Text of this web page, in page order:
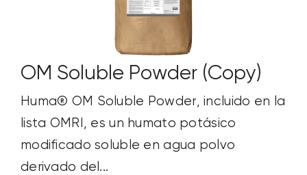
OM Soluble Powder (Copy)
Huma® OM Soluble Powder, incluido en la
lista OMRI, es un humato potásico
modificado soluble en agua polvo
derivado del...